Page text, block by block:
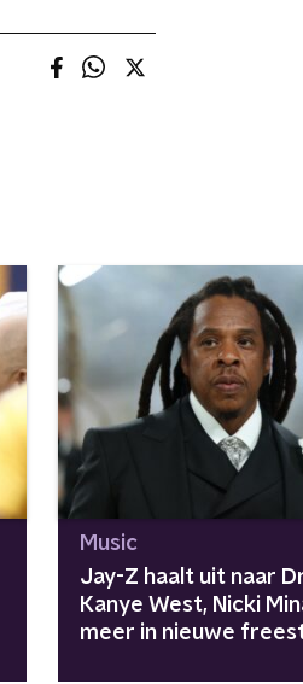
Music
Jay-Z haalt uit naar
Kanye West, Nicki
meer in nieuwe